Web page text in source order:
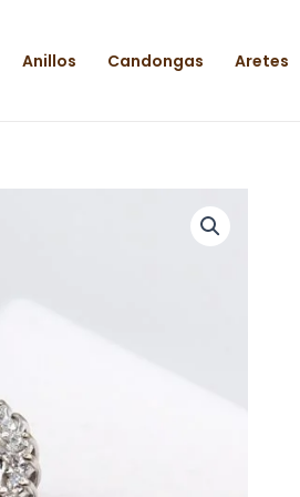
Anillos Candongas Aretes